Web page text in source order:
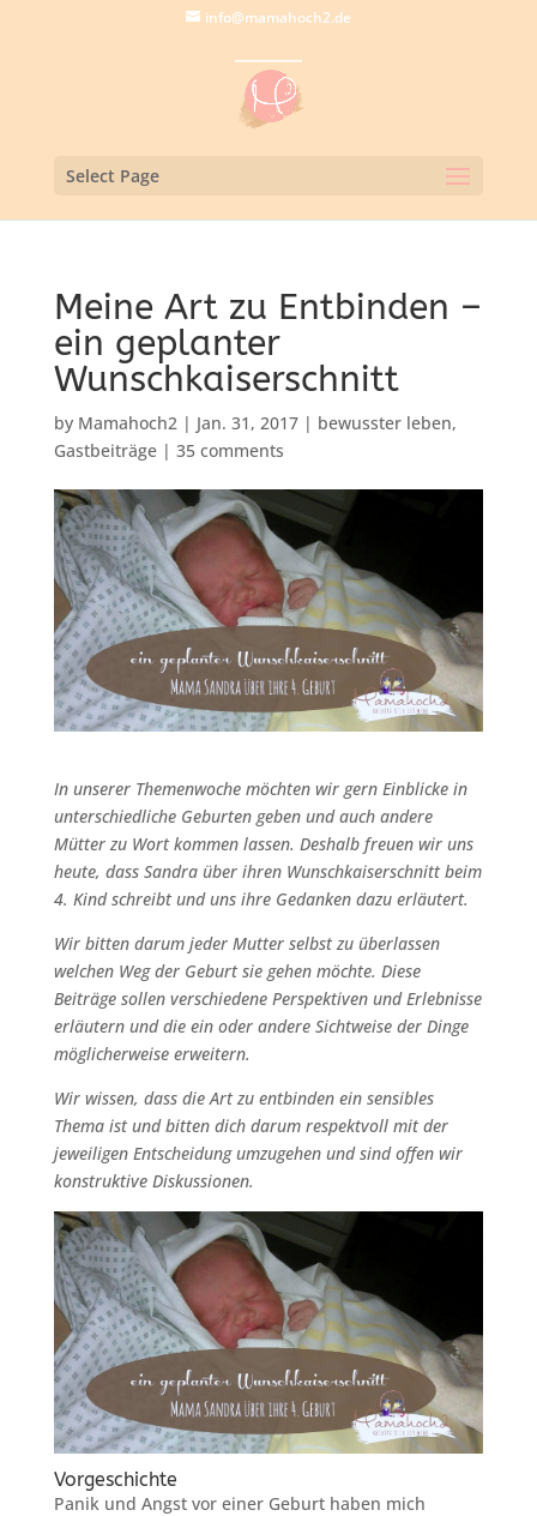
info@mamahoch2.de
Select Page
Meine Art zu Entbinden –
ein geplanter
Wunschkaiserschnitt
by Mamahoch2| Jan. 31, 2017| bewusster leben,
Gastbeiträge| 35 comments
In unserer Themenwoche möchten wir gern Einblicke in
unterschiedliche Geburten geben und auch andere
Mütter zu Wort kommen lassen. Deshalb freuen wir uns
heute, dass Sandra über ihren Wunschkaiserschnitt beim
4. Kind schreibt und uns ihre Gedanken dazu erläutert.
Wir bitten darum jeder Mutter selbst zu überlassen
welchen Weg der Geburt sie gehen möchte. Diese
Beiträge sollen verschiedene Perspektiven und Erlebnisse
erläutern und die ein oder andere Sichtweise der Dinge
möglicherweise erweitern.
Wir wissen, dass die Art zu entbinden ein sensibles
Thema ist und bitten dich darum respektvoll mit der
jeweiligen Entscheidung umzugehen und sind offen wir
konstruktive Diskussionen.
Vorgeschichte
Panik und Angst vor einer Geburt haben mich